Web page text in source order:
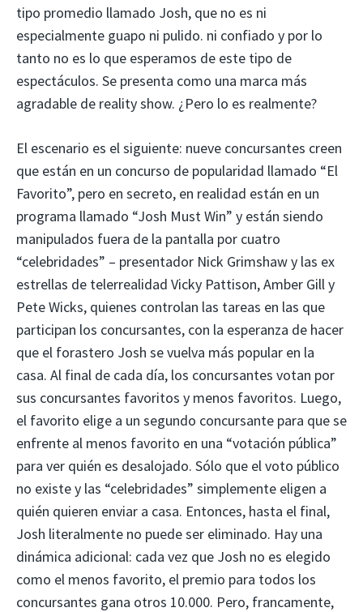
tipo promedio llamado Josh, que no es ni
especialmente guapo ni pulido. ni confiado y por lo
tanto no es lo que esperamos de este tipo de
espectáculos. Se presenta como una marca más
agradable de reality show. ¿Pero lo es realmente?
El escenario es el siguiente: nueve concursantes creen
que están en un concurso de popularidad llamado “El
Favorito”, pero en secreto, en realidad están en un
programa llamado “Josh Must Win” y están siendo
manipulados fuera de la pantalla por cuatro
“celebridades” – presentador Nick Grimshaw y las ex
estrellas de telerrealidad Vicky Pattison, Amber Gill y
Pete Wicks, quienes controlan las tareas en las que
participan los concursantes, con la esperanza de hacer
que el forastero Josh se vuelva más popular en la
casa. Al final de cada día, los concursantes votan por
sus concursantes favoritos y menos favoritos. Luego,
el favorito elige a un segundo concursante para que se
enfrente al menos favorito en una “votación pública”
para ver quién es desalojado. Sólo que el voto público
no existe y las “celebridades” simplemente eligen a
quién quieren enviar a casa. Entonces, hasta el final,
Josh literalmente no puede ser eliminado. Hay una
dinámica adicional: cada vez que Josh no es elegido
como el menos favorito, el premio para todos los
concursantes gana otros 10.000. Pero, francamente,